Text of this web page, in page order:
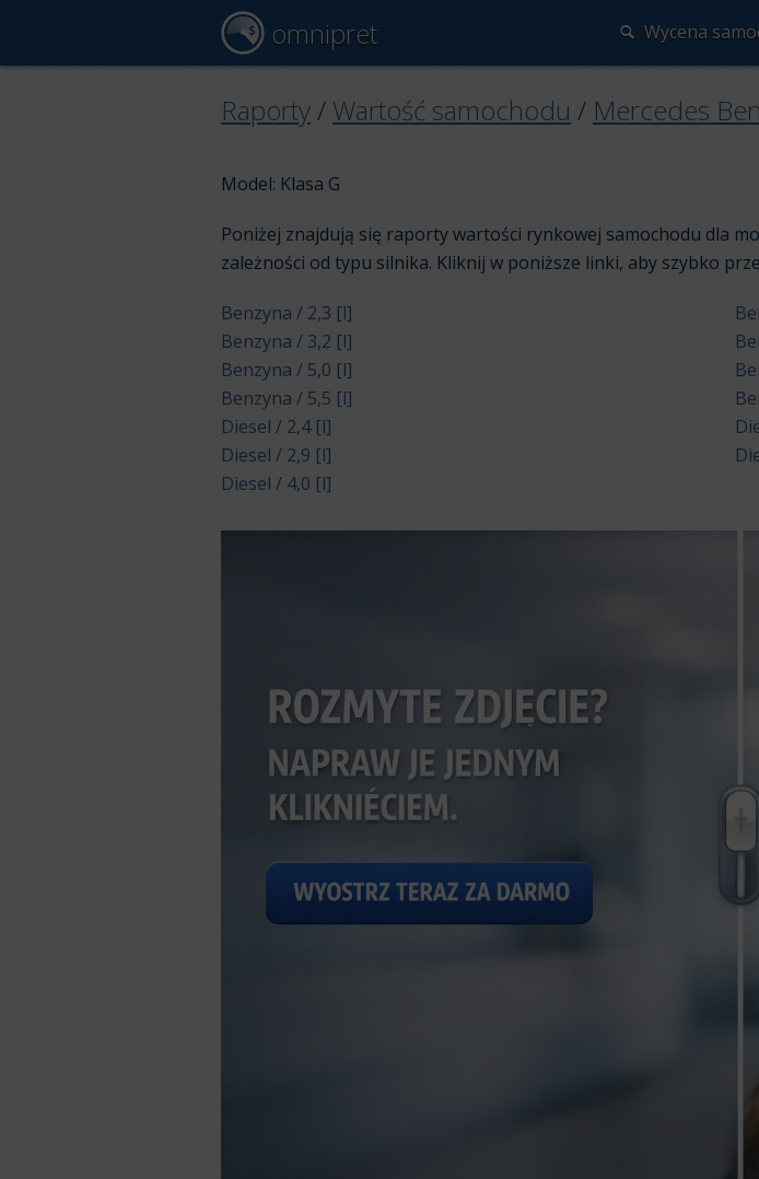
omnipret Wycena
Raporty / Wartość samochodu / Mercedes
Model: Klasa G
Poniżej znajdują się raporty wartości rynkowej samochodu dla
zależności od typu silnika. Kliknij w poniższe linki, aby szybko
Benzyna / 2,3 [l]
Benzyna / 3,2 [l]
Benzyna / 5,0 [l]
Benzyna / 5,5 [l]
Diesel / 2,4 [l]
Diesel / 2,9 [l]
Diesel / 4,0 [l]